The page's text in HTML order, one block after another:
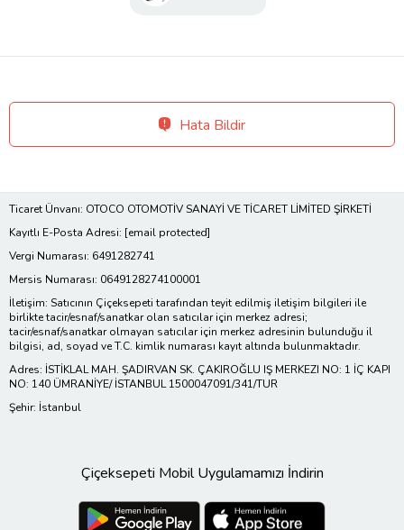
Hata Bildir
Ticaret Ünvanı: OTOCO OTOMOTİV SANAYİ VE TİCARET LİMİTED ŞİRKETİ
Kayıtlı E-Posta Adresi: [email protected]
Vergi Numarası: 6491282741
Mersis Numarası: 0649128274100001
İletişim: Satıcının Çiçeksepeti tarafından teyit edilmiş iletişim bilgileri ile
birlikte tacir/esnaf/sanatkar olan satıcılar için merkez adresi;
tacir/esnaf/sanatkar olmayan satıcılar için merkez adresinin bulunduğu il
bilgisi, ad, soyad ve T.C. kimlik numarası kayıt altında bulunmaktadır.
Adres: İSTİKLAL MAH. ŞADIRVAN SK. ÇAKIROĞLU IŞ MERKEZI NO: 1 İÇ KAPI
NO: 140 ÜMRANİYE/ İSTANBUL 1500047091/341/TUR
Şehir: İstanbul
Çiçeksepeti Mobil Uygulamamızı İndirin